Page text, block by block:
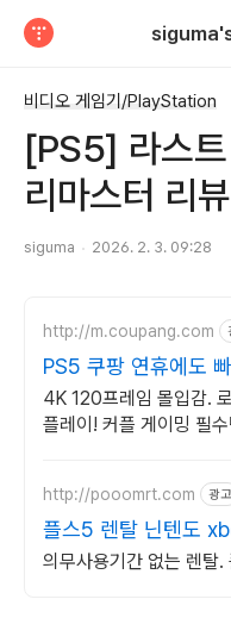
비디오 게임기/PlayStation
[PS5] 라스
리마스터 리뷰
siguma 2026. 2. 3. 09:28
http://m.coupang.com
PS5 쿠팡 연휴에도
4K 120프레임 몰입감.
플레이! 커플 게이밍 필
http://pooomrt.com 광고
플스5 렌탈 닌텐도
의무사용기간 없는 렌탈